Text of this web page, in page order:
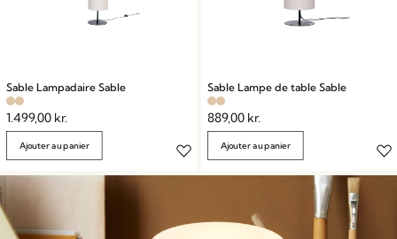
Sable Lampadaire Sable
1.499,00 kr.
Ajouter au panier
Sable Lampe de table Sable
889,00 kr.
Ajouter au panier